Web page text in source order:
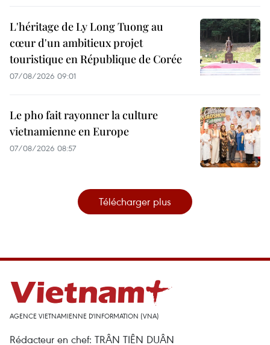
L'héritage de Ly Long Tuong au
cœur d'un ambitieux projet
touristique en République de Corée
07/08/2026 09:01
Le pho fait rayonner la culture
vietnamienne en Europe
07/08/2026 08:57
Télécharger plus
AGENCE VIETNAMIENNE D'INFORMATION (VNA)
Rédacteur en chef: TRÂN TIÊN DUÂN